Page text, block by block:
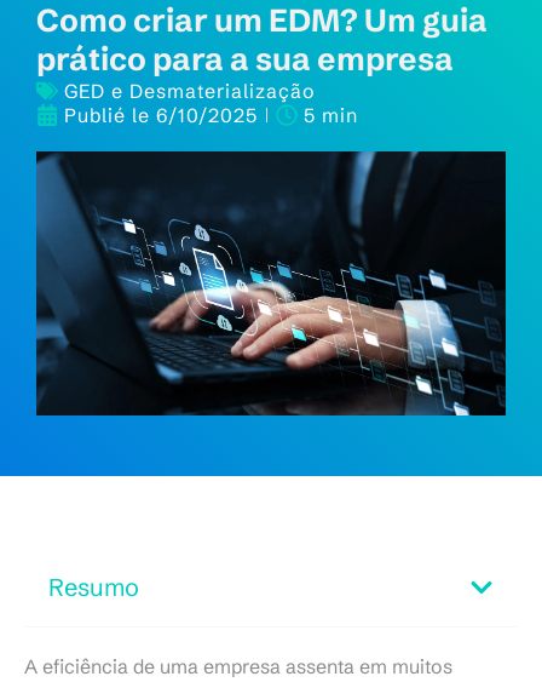
Como criar um EDM? Um guia
prático para a sua empresa
GED e Desmaterialização
Publié le 6/10/2025 5 min
Resumo
A eficiência de uma empresa assenta em muitos